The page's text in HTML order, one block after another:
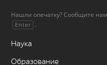
Нашли опечатку? Сообщите
Enter .
Наука
Образование